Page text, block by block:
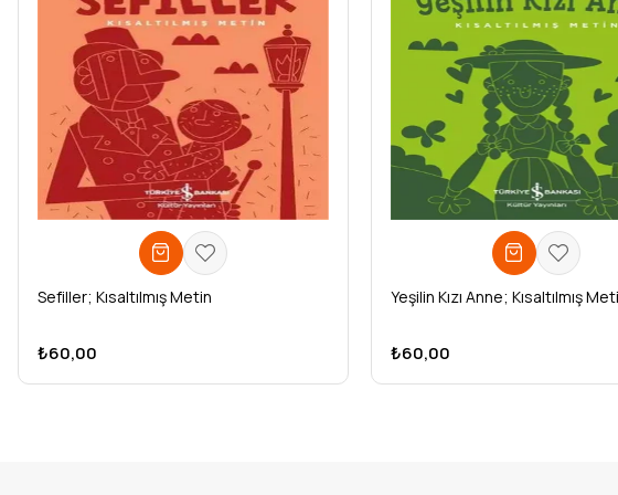
Sefiller; Kısaltılmış Metin
₺60,00
Yeşilin Kızı Anne; Kısaltılmış
₺60,00